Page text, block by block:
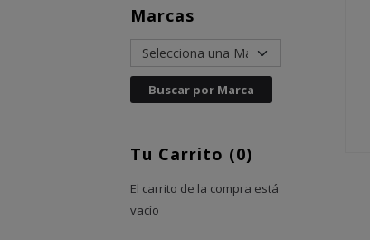
Marcas
Tu Carrito (0)
El carrito de la compra está
vacío